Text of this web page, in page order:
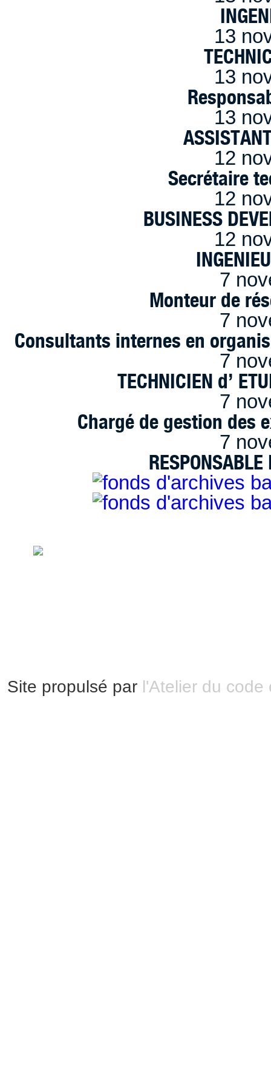
13
13
13
12
Secrétaire
12
BUSINESS
12
7
Monteur de
7
Consultants internes en
7
TECHNICIEN d’
7
Chargé de gestion des
7
Site propulsé par l'Atelier du